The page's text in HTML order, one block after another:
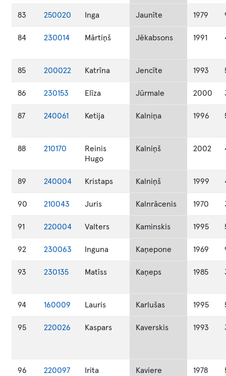
83 250020 Inga Jaunīte 1979
84 230014 Mārtiņš Jēkabsons 1991
85 200022 Katrīna Jencīte 1993
86 230153 Elīza Jūrmale 2000
87 240061 Ketija Kalniņa 1996
88 210170
Reinis
Hugo
Kalniņš 2002
89 240004 Kristaps Kalniņš 1999
90 210043 Juris Kalnrācenis 1970
91 220004 Valters Kaminskis 1995
92 230063 Inguna Kaņepone 1969
93 230135 Matīss Kaņeps 1985
94 160009 Lauris Karlušas 1995
95 220026 Kaspars Kaverskis 1993
96 220097 Irita Kaviere 1978